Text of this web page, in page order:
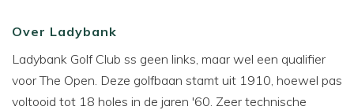
Over Ladybank
Ladybank Golf Club ss geen links, maar wel een qualifier
voor The Open. Deze golfbaan stamt uit 1910, hoewel pas
voltooid tot 18 holes in de jaren '60. Zeer technische